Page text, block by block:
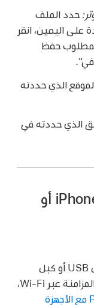
حدد الملف
على اليمين، انقر
حفظ
في".
الذي حددته
الذي حددته في
إزالة ملف تم نقله من الـ iPhone أو
يمكنك توصيل جهازك باستخدام كبل USB أو كبل
USB-C أو اتصال Wi-Fi. لتشغيل المزامنة عبر Wi-Fi،
مزامنة محتوى iTunes على PC مع الأجهزة